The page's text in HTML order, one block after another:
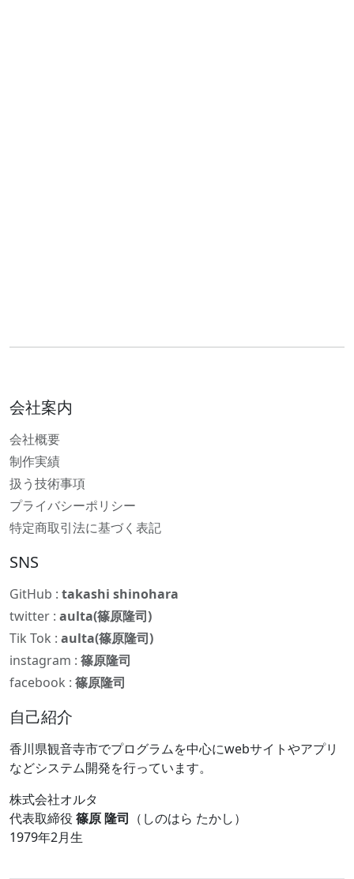
会社案内
会社概要
制作実績
扱う技術事項
プライバシーポリシー
特定商取引法に基づく表記
SNS
GitHub : takashi shinohara
twitter : aulta(篠原隆司)
Tik Tok : aulta(篠原隆司)
instagram : 篠原隆司
facebook : 篠原隆司
自己紹介
香川県観音寺市でプログラムを中心にwebサイトやアプリ
などシステム開発を行っています。
株式会社オルタ
代表取締役 篠原 隆司 （しのはら たかし）
1979年2月生